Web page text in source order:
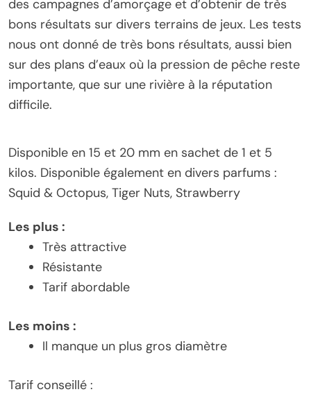
des campagnes d’amorçage et d’obtenir de très
bons résultats sur divers terrains de jeux. Les tests
nous ont donné de très bons résultats, aussi bien
sur des plans d’eaux où la pression de pêche reste
importante, que sur une rivière à la réputation
difficile.
Disponible en 15 et 20 mm en sachet de 1 et 5
kilos. Disponible également en divers parfums :
Squid & Octopus, Tiger Nuts, Strawberry
Les plus :
Très attractive
Résistante
Tarif abordable
Les moins :
Il manque un plus gros diamètre
Tarif conseillé :